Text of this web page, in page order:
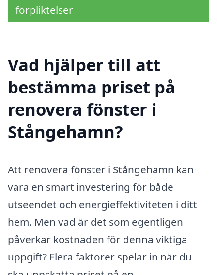
förpliktelser
Vad hjälper till att
bestämma priset på
renovera fönster i
Stångehamn?
Att renovera fönster i Stångehamn kan
vara en smart investering för både
utseendet och energieffektiviteten i ditt
hem. Men vad är det som egentligen
påverkar kostnaden för denna viktiga
uppgift? Flera faktorer spelar in när du